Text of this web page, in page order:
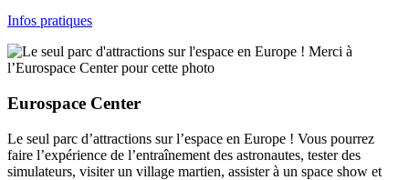
Infos pratiques
Merci à
l’Eurospace Center pour cette photo
Eurospace Center
Le seul parc d’attractions sur l’espace en Europe ! Vous pourrez
faire l’expérience de l’entraînement des astronautes, tester des
simulateurs, visiter un village martien, assister à un space show et